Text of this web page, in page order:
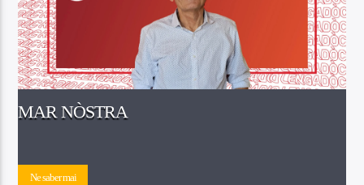
MAR NÒSTRA
Ne saber mai